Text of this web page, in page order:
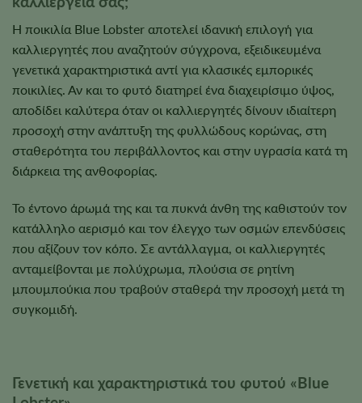
Η ποικιλία Blue Lobster αποτελεί ιδανική επιλογή για
καλλιεργητές που αναζητούν σύγχρονα, εξειδικευμένα
γενετικά χαρακτηριστικά αντί για κλασικές εμπορικές
ποικιλίες. Αν και το φυτό διατηρεί ένα διαχειρίσιμο ύψος,
αποδίδει καλύτερα όταν οι καλλιεργητές δίνουν ιδιαίτερη
προσοχή στην ανάπτυξη της φυλλώδους κορώνας, στη
σταθερότητα του περιβάλλοντος και στην υγρασία κατά τη
διάρκεια της ανθοφορίας.
Το έντονο άρωμά της και τα πυκνά άνθη της καθιστούν τον
κατάλληλο αερισμό και τον έλεγχο των οσμών επενδύσεις
που αξίζουν τον κόπο. Σε αντάλλαγμα, οι καλλιεργητές
ανταμείβονται με πολύχρωμα, πλούσια σε ρητίνη
μπουμπούκια που τραβούν σταθερά την προσοχή μετά τη
συγκομιδή.
Γενετική και χαρακτηριστικά του φυτού «Blue